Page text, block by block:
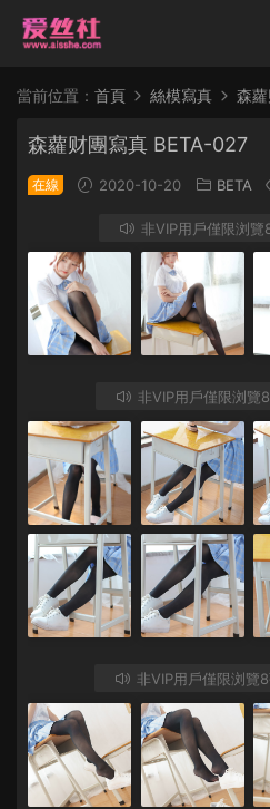
當前位置： 首頁 絲模寫真 森
森蘿财團寫真 BETA-027
在線 2020-10-20 BETA
非VIP用戶僅限浏覽
非VIP用戶僅限浏覽
非VIP用戶僅限浏覽